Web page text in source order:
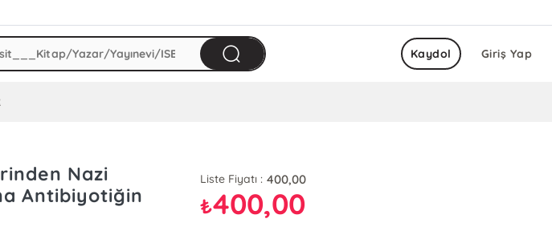
Giriş Yap
Kaydol
Nazi
Antibiyotiğin
Liste Fiyatı : 400,00
₺400,00